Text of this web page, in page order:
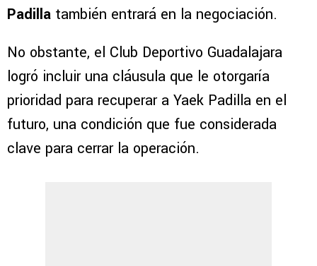
Padilla también entrará en la negociación.
No obstante, el Club Deportivo Guadalajara
logró incluir una cláusula que le otorgaría
prioridad para recuperar a Yaek Padilla en el
futuro, una condición que fue considerada
clave para cerrar la operación.